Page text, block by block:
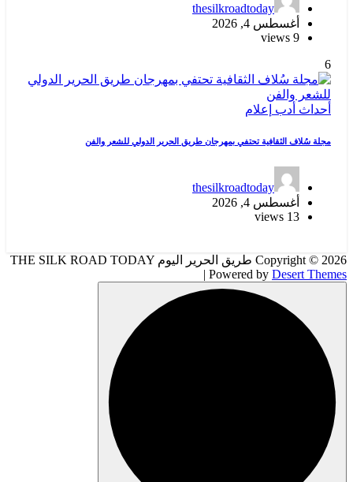
thesilkroadtoday
أغسطس 4, 2026
9 views
6
أحداث أدب إعلام
مجلة سُلاف الثقافية تحتفي بمهرجان طريق الحرير الدولي للشعر والفن
thesilkroadtoday
أغسطس 4, 2026
13 views
Copyright © 2026 طريق الحرير اليوم THE SILK ROAD TODAY
| Powered by Desert Themes